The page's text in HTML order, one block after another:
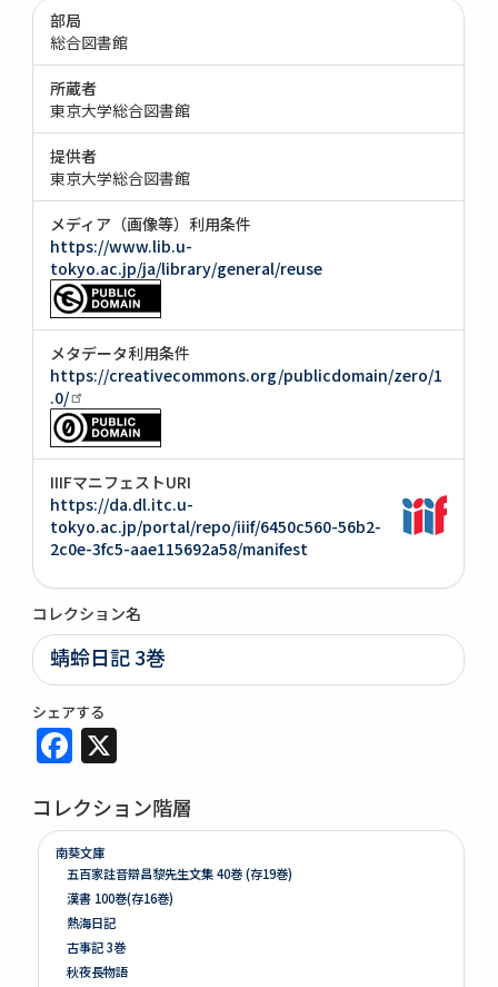
部局
総合図書館
所蔵者
東京大学総合図書館
提供者
東京大学総合図書館
メディア（画像等）利用条件
https://www.lib.u-
tokyo.ac.jp/ja/library/general/reuse
メタデータ利用条件
https://creativecommons.org/publicdomain/zero/1
.0/
IIIFマニフェストURI
https://da.dl.itc.u-
tokyo.ac.jp/portal/repo/iiif/6450c560-56b2-
2c0e-3fc5-aae115692a58/manifest
コレクション名
蜻蛉日記 3巻
シェアする
Facebook
コレクション階層
南葵文庫
五百家註音辯昌黎先生文集 40巻 (存19巻)
漢書 100巻(存16巻)
熱海日記
古事記 3巻
秋夜長物語